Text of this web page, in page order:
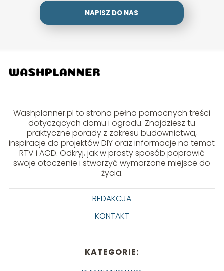
NAPISZ DO NAS
Washplanner.pl to strona pełna pomocnych treści
dotyczących domu i ogrodu. Znajdziesz tu
praktyczne porady z zakresu budownictwa,
inspiracje do projektów DIY oraz informacje na temat
RTV i AGD. Odkryj, jak w prosty sposób poprawić
swoje otoczenie i stworzyć wymarzone miejsce do
życia.
REDAKCJA
KONTAKT
KATEGORIE: